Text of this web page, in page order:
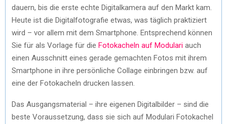
dauern, bis die erste echte Digitalkamera auf den Markt kam.
Heute ist die Digitalfotografie etwas, was täglich praktiziert
wird – vor allem mit dem Smartphone. Entsprechend können
Sie für als Vorlage für die Fotokacheln auf Modulari auch
einen Ausschnitt eines gerade gemachten Fotos mit ihrem
Smartphone in ihre persönliche Collage einbringen bzw. auf
eine der Fotokacheln drucken lassen.
Das Ausgangsmaterial – ihre eigenen Digitalbilder – sind die
beste Voraussetzung, dass sie sich auf Modulari Fotokachel